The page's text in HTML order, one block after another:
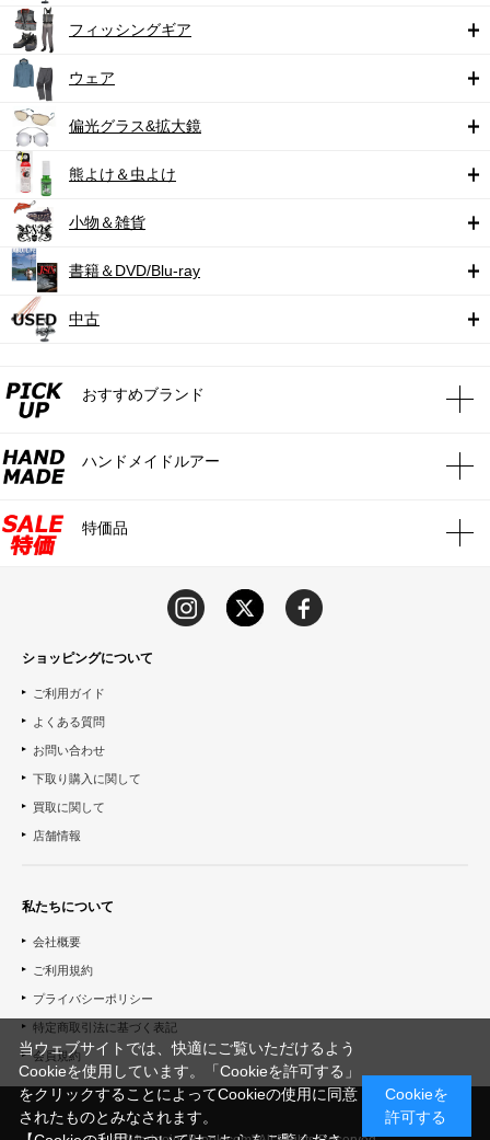
フィッシングギア
ウェア
偏光グラス&拡大鏡
熊よけ＆虫よけ
小物＆雑貨
書籍＆DVD/Blu-ray
中古
おすすめブランド
ハンドメイドルアー
特価品
ショッピングについて
ご利用ガイド
よくある質問
お問い合わせ
下取り購入に関して
買取に関して
店舗情報
私たちについて
会社概要
ご利用規約
プライバシーポリシー
特定商取引法に基づく表記
会員規約
当ウェブサイトでは、快適にご覧いただけるよう
Cookieを使用しています。「Cookieを許可する」
をクリックすることによってCookieの使用に同意
されたものとみなされます。
Cookieを
許可する